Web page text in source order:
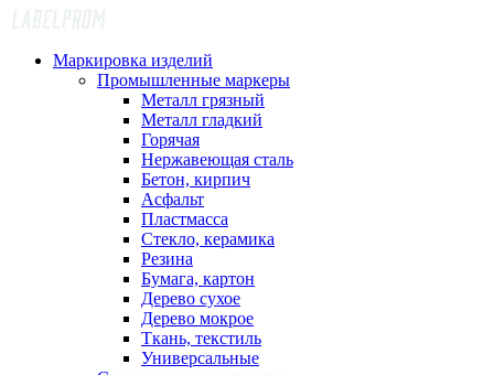
Маркировка изделий
Промышленные маркеры
Металл грязный
Металл гладкий
Горячая
Нержавеющая сталь
Бетон, кирпич
Асфальт
Пластмасса
Стекло, керамика
Резина
Бумага, картон
Дерево сухое
Дерево мокрое
Ткань, текстиль
Универсальные